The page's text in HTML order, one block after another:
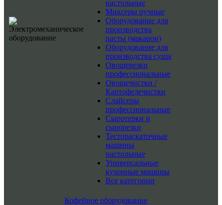
настольные
Миксеры ручные
Оборудование для
производства
пасты (макарон)
Оборудование для
производства суши
Овощерезки
профессиональные
Овощечистки /
Картофелечистки
Слайсеры
профессиональные
Сыротерки и
сырорезки
Тестораскаточные
машины
настольные
Универсальные
кухонные машины
Все категории
Кофейное оборудование